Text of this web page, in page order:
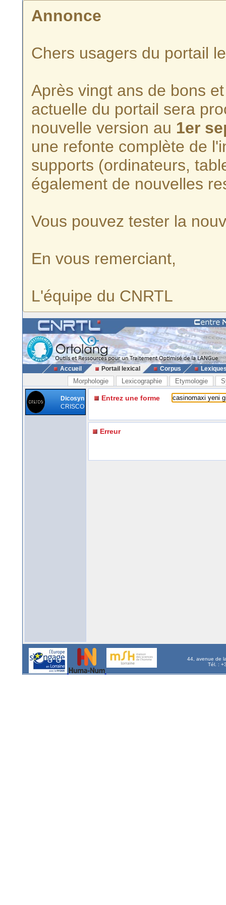
Annonce
Chers usagers du portail
Après vingt ans de bons
actuelle du portail sera
nouvelle version au 1er
une refonte complète de
supports (ordinateurs,
également de nouvelles
Vous pouvez tester la
En vous remerciant,
L'équipe du CNRTL
Accueil Portail lexical Corpus
Morphologie Lexicographie Etymologie
Dicosyn
CRISCO
Entrez une forme
Erreur
44, avenue de
Tél. :